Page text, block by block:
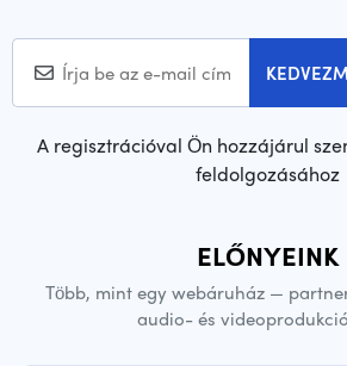
A regisztrációval Ön hozzájárul
feldolgozásához
ELŐNYEINK
Több, mint egy webáruház —
audio- és